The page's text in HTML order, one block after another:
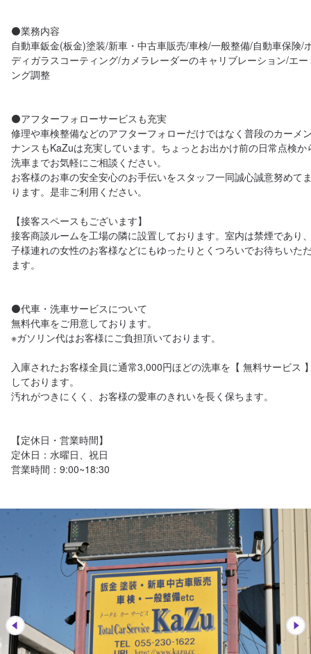
⚫業務内容
自動車鈑金(板金)塗装/新車・中古車販売/車検/一般整備/自動車保険/
ディガラスコーティング/カメラレーダーのキャリブレーション/エー
ング調整
⚫アフターフォローサービスも充実
修理や車検整備などのアフターフォローだけではなく普段のカーメ
ナンスもKaZuは充実しています。ちょっとお出かけ前の日常点検か
洗車までお気軽にご相談ください。
お客様のお車の安全安心のお手伝いをスタッフ一同誠心誠意努めて
ります。是非ご利用ください。
【接客スペースもございます】
接客商談ルームを工場の隣に設置しております。室内は禁煙であり
子様連れの女性のお客様などにもゆったりとくつろいでお待ちいた
ます。
⚫代車・洗車サービスについて
無料代車をご用意しております。
※ガソリン代はお客様にご負担頂いております。
入庫されたお客様全員に通常3,000円ほどの洗車を【 無料サービス
しております。
汚れがつきにくく、お客様の愛車のきれいを長く保ちます。
【定休日・営業時間】
定休日：水曜日、祝日
営業時間：9:00~18:30